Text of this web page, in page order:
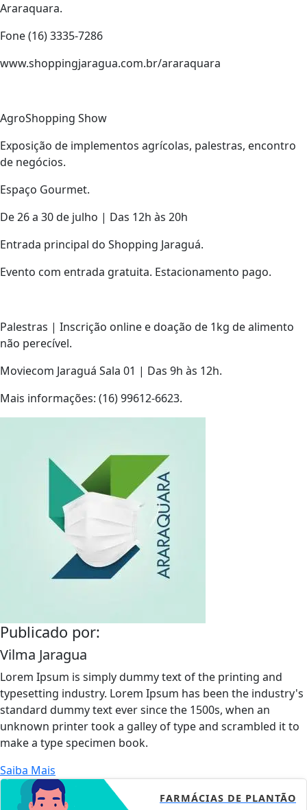
Araraquara.
Fone (16) 3335-7286
www.shoppingjaragua.com.br/araraquara
AgroShopping Show
Exposição de implementos agrícolas, palestras, encontro
de negócios.
Espaço Gourmet.
De 26 a 30 de julho | Das 12h às 20h
Entrada principal do Shopping Jaraguá.
Evento com entrada gratuita. Estacionamento pago.
Palestras | Inscrição online e doação de 1kg de alimento
não perecível.
Moviecom Jaraguá Sala 01 | Das 9h às 12h.
Mais informações: (16) 99612-6623.
Publicado por:
Vilma Jaragua
Lorem Ipsum is simply dummy text of the printing and
typesetting industry. Lorem Ipsum has been the industry's
standard dummy text ever since the 1500s, when an
unknown printer took a galley of type and scrambled it to
make a type specimen book.
Saiba Mais
FARMÁCIAS DE PLANTÃO